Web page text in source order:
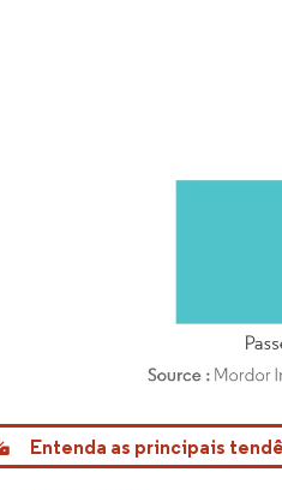
Mordor Intelligence. O reuso requer
Entenda as principais